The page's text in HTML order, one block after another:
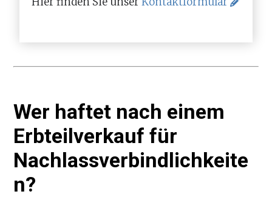
Wer haftet nach einem
Erbteilverkauf für
Nachlassverbindlichkeite
n?